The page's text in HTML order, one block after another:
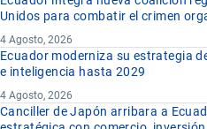
Unidos para combatir el crimen
4 Agosto, 2026
Ecuador moderniza su estrategia
e inteligencia hasta 2029
4 Agosto, 2026
Canciller de Japón arribara a